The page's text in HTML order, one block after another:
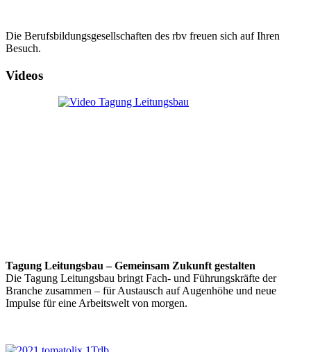
Die Berufsbildungsgesellschaften des rbv freuen sich auf Ihren
Besuch.
Videos
Tagung Leitungsbau – Gemeinsam Zukunft gestalten
Die Tagung Leitungsbau bringt Fach- und Führungskräfte der
Branche zusammen – für Austausch auf Augenhöhe und neue
Impulse für eine Arbeitswelt von morgen.